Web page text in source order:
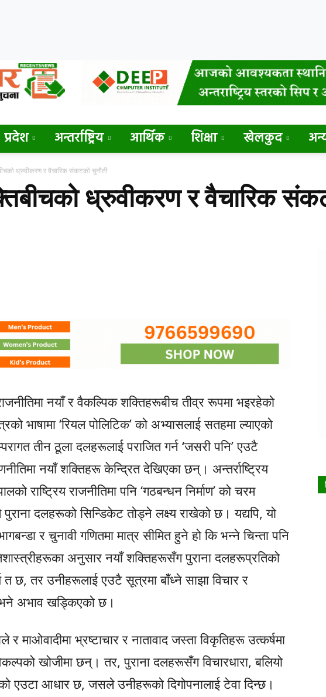
प्रदेश अन्तर्राष्ट्रिय आर्थिक शिक्षा खेलकुद
ध्रुवीकरण र वैचारिक संकटको चुनौती
ध्रुवीकरण र वैचारिक
नयाँ र वैकल्पिक शक्तिहरूबीच तीव्र रूपमा भइरहेको
भाषामा ‘रियल पोलिटिक’ को अभ्यासलाई सतहमा ल्याएको
तीन ठूला दलहरूलाई पराजित गर्न ‘जसरी पनि’ एउटै
नयाँ शक्तिहरू केन्द्रित देखिएका छन्। अन्तर्राष्ट्रिय
राष्ट्रिय राजनीतिमा पनि ‘गठबन्धन निर्माण’ को चरम
दलहरूको सिन्डिकेट तोड्ने लक्ष्य राखेको छ। यद्यपि, यो
र चुनावी गणितमा मात्र सीमित हुने हो कि भन्ने चिन्ता पनि
अनुसार नयाँ शक्तिहरूसँग पुराना दलहरूप्रतिको
त छ, तर उनीहरूलाई एउटै सूत्रमा बाँध्ने साझा विचार र
भने अभाव खड्किएको छ।
माओवादीमा भ्रष्टाचार र नातावाद जस्ता विकृतिहरू उत्कर्षमा
खोजीमा छन्। तर, पुराना दलहरूसँग विचारधारा, बलियो
एउटा आधार छ, जसले उनीहरूको दिगोपनालाई टेवा दिन्छ।